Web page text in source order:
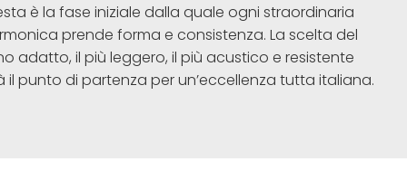
è la fase iniziale dalla quale ogni straordinaria
prende forma e consistenza. La scelta del
adatto, il più leggero, il più acustico e resistente
il punto di partenza per un’eccellenza tutta italiana.